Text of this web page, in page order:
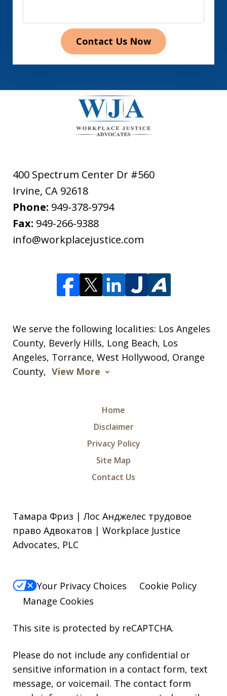
Contact Us Now
400 Spectrum Center Dr #560
Irvine, CA 92618
Phone: 949-378-9794
Fax: 949-266-9388
info@workplacejustice.com
We serve the following localities: Los Angeles
County, Beverly Hills, Long Beach, Los
Angeles, Torrance, West Hollywood, Orange
County, View More
Home
Disclaimer
Privacy Policy
Site Map
Contact Us
Тамара Фриз | Лос Анджелес трудовое
право Адвокатов | Workplace Justice
Advocates, PLC
Your Privacy Choices
Cookie Policy
Manage Cookies
This site is protected by reCAPTCHA.
Please do not include any confidential or
sensitive information in a contact form, text
message, or voicemail. The contact form